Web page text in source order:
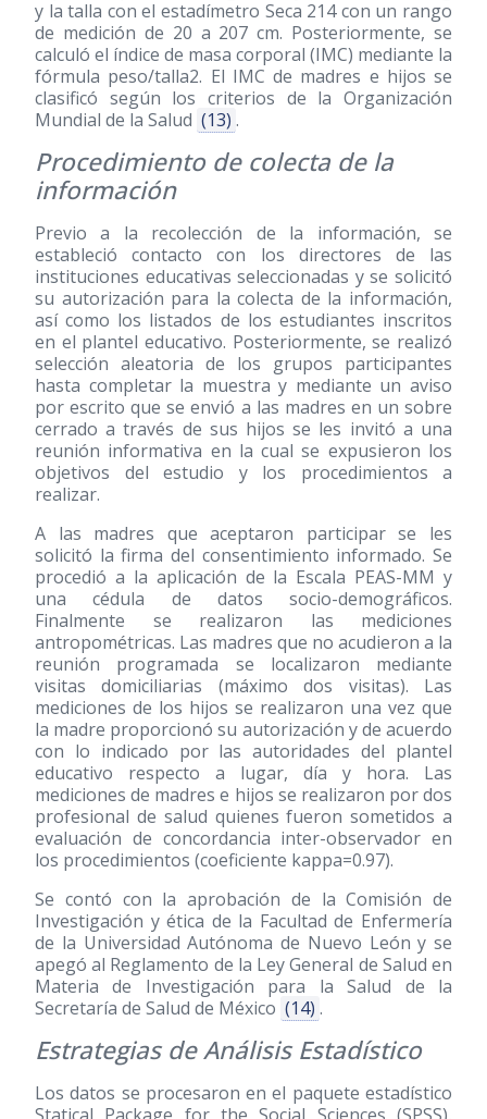
y la talla con el estadímetro Seca 214 con un rango
de medición de 20 a 207 cm. Posteriormente, se
calculó el índice de masa corporal (IMC) mediante la
fórmula peso/talla2. El IMC de madres e hijos se
clasificó según los criterios de la Organización
Mundial de la Salud (13) .
Procedimiento de colecta de la
información
Previo a la recolección de la información, se
estableció contacto con los directores de las
instituciones educativas seleccionadas y se solicitó
su autorización para la colecta de la información,
así como los listados de los estudiantes inscritos
en el plantel educativo. Posteriormente, se realizó
selección aleatoria de los grupos participantes
hasta completar la muestra y mediante un aviso
por escrito que se envió a las madres en un sobre
cerrado a través de sus hijos se les invitó a una
reunión informativa en la cual se expusieron los
objetivos del estudio y los procedimientos a
realizar.
A las madres que aceptaron participar se les
solicitó la firma del consentimiento informado. Se
procedió a la aplicación de la Escala PEAS-MM y
una cédula de datos socio-demográficos.
Finalmente se realizaron las mediciones
antropométricas. Las madres que no acudieron a la
reunión programada se localizaron mediante
visitas domiciliarias (máximo dos visitas). Las
mediciones de los hijos se realizaron una vez que
la madre proporcionó su autorización y de acuerdo
con lo indicado por las autoridades del plantel
educativo respecto a lugar, día y hora. Las
mediciones de madres e hijos se realizaron por dos
profesional de salud quienes fueron sometidos a
evaluación de concordancia inter-observador en
los procedimientos (coeficiente kappa=0.97).
Se contó con la aprobación de la Comisión de
Investigación y ética de la Facultad de Enfermería
de la Universidad Autónoma de Nuevo León y se
apegó al Reglamento de la Ley General de Salud en
Materia de Investigación para la Salud de la
Secretaría de Salud de México (14) .
Estrategias de Análisis Estadístico
Los datos se procesaron en el paquete estadístico